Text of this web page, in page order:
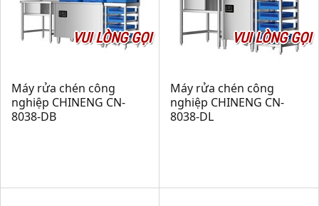
VUI LÒNG GỌI
Máy rửa chén công
nghiệp CHINENG CN-
8038-DB
VUI LÒNG GỌI
Máy rửa chén công
nghiệp CHINENG CN-
8038-DL